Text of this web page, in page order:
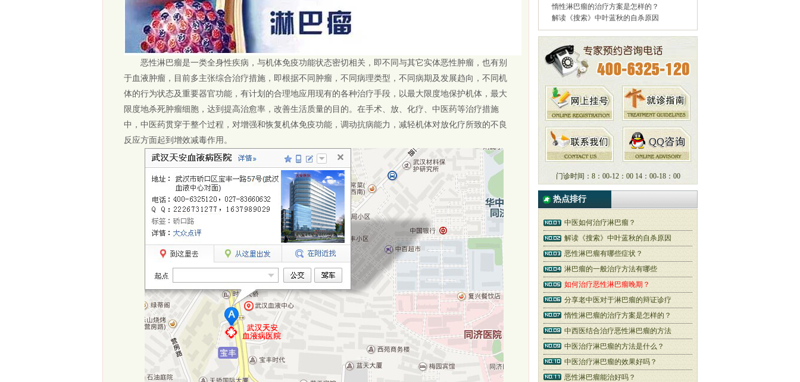
恶性淋巴瘤是一类全身性疾病，与机体免疫功能状态密切相关，即不同与其它实体恶性肿瘤，也有别
于血液肿瘤，目前多主张综合治疗措施，即根据不同肿瘤，不同病理类型，不同病期及发展趋向，不同机
体的行为状态及重要器官功能，有计划的合理地应用现有的各种治疗手段，以最大限度地保护机体，最大
限度地杀死肿瘤细胞，达到提高治愈率，改善生活质量的目的。在手术、放、化疗、中医药等治疗措施
中，中医药贯穿于整个过程，对增强和恢复机体免疫功能，调动抗病能力，减轻机体对放化疗所致的不良
反应方面起到增效减毒作用。
惰性淋巴瘤的治疗方案是怎样的？
解读《搜索》中叶蓝秋的自杀原因
门诊时间：8：00-12：00 14：00-18：00
热点排行
中医如何治疗淋巴瘤？
解读《搜索》中叶蓝秋的自杀原因
恶性淋巴瘤有哪些症状？
淋巴瘤的一般治疗方法有哪些
如何治疗恶性淋巴瘤晚期？
分享老中医对于淋巴瘤的辩证诊疗
惰性淋巴瘤的治疗方案是怎样的？
中西医结合治疗恶性淋巴瘤的方法
中医治疗淋巴瘤的方法是什么？
中医治疗淋巴瘤的效果好吗？
恶性淋巴瘤能治好吗？